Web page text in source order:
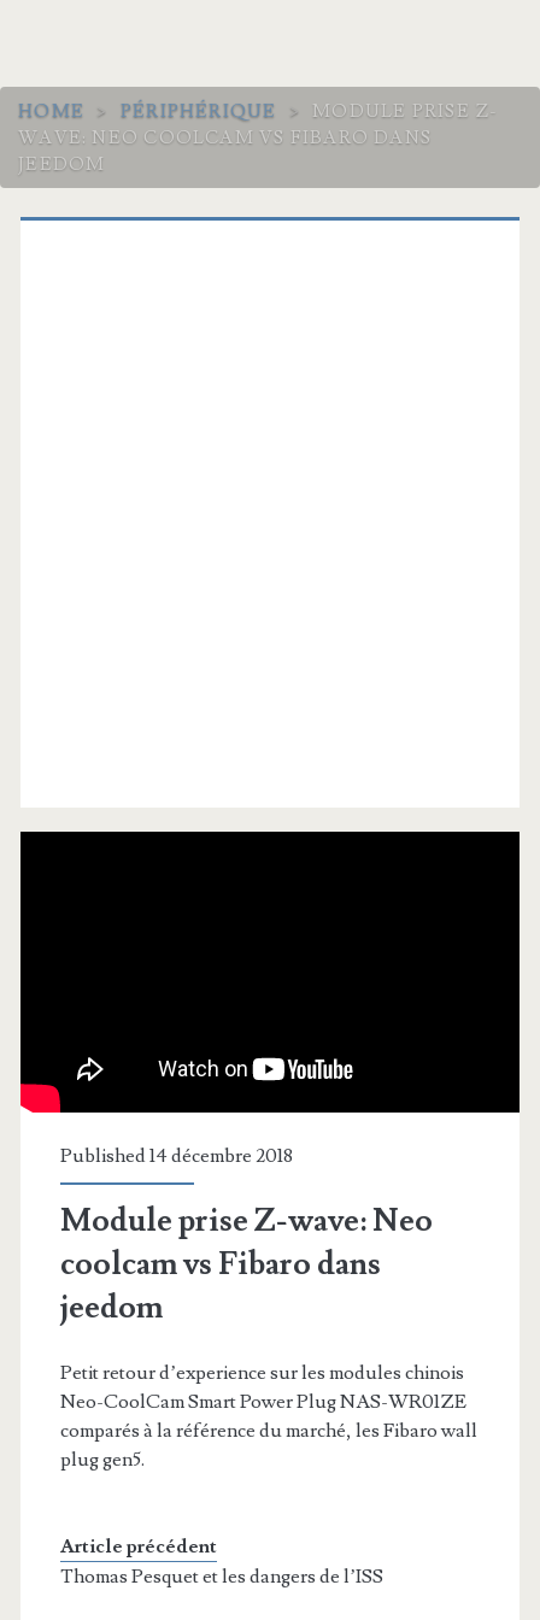
HOME > PÉRIPHÉRIQUE >
MODULE PRISE Z-
WAVE: NEO COOLCAM VS FIBARO DANS
JEEDOM
Published 14 décembre 2018
Module prise Z-wave: Neo
coolcam vs Fibaro dans
jeedom
Petit retour d’experience sur les modules chinois
Neo-CoolCam Smart Power Plug NAS-WR01ZE
comparés à la référence du marché, les Fibaro wall
plug gen5.
Article précédent
Thomas Pesquet et les dangers de l’ISS